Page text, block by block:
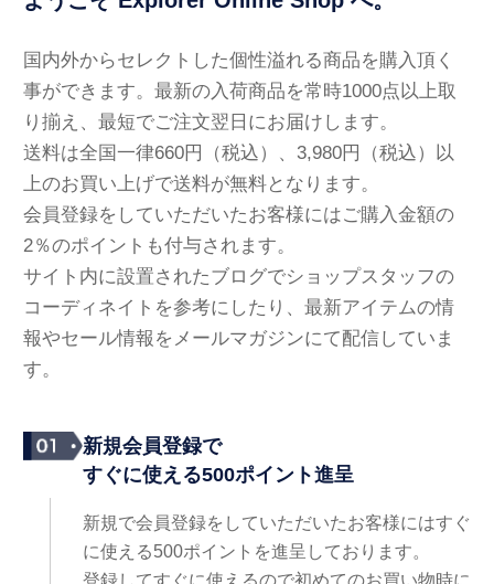
国内外からセレクトした個性溢れる商品を購入頂く
事ができます。最新の入荷商品を常時1000点以上取
り揃え、最短でご注文翌日にお届けします。
送料は全国一律660円（税込）、3,980円（税込）以
上のお買い上げで送料が無料となります。
会員登録をしていただいたお客様にはご購入金額の
2％のポイントも付与されます。
サイト内に設置されたブログでショップスタッフの
コーディネイトを参考にしたり、最新アイテムの情
報やセール情報をメールマガジンにて配信していま
す。
新規会員登録で
すぐに使える500ポイント進呈
新規で会員登録をしていただいたお客様にはすぐ
に使える500ポイントを進呈しております。
登録してすぐに使えるので初めてのお買い物時に